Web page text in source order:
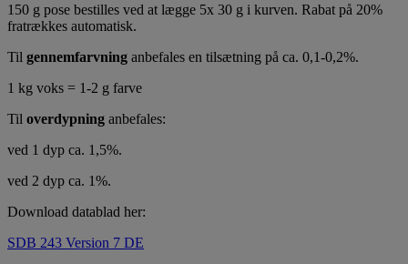
150 g pose bestilles ved at lægge 5x 30 g i kurven. Rabat på 20%
fratrækkes automatisk.
Til gennemfarvning anbefales en tilsætning på ca. 0,1-0,2%.
1 kg voks = 1-2 g farve
Til overdypning anbefales:
ved 1 dyp ca. 1,5%.
ved 2 dyp ca. 1%.
Download datablad her:
SDB 243 Version 7 DE